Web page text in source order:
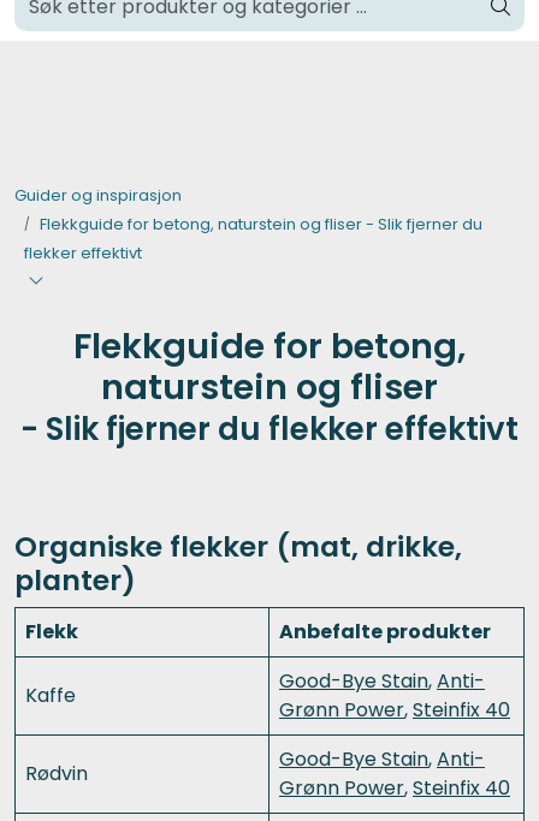
Skip to main content Klikk og hent i Oslo
Guider og inspirasjon
Flekkguide for betong, naturstein og fliser - Slik fjerner du
flekker effektivt
Organiske flekker (mat, drikke,
planter)
Flekk Anbefalte produkter
Kaffe
Good-Bye Stain,Anti-
Grønn Power,Steinfix 40
Rødvin
Good-Bye Stain,Anti-
Grønn Power,Steinfix 40
Flekkguide for betong,
naturstein og fliser
- Slik fjerner du flekker effektivt
Byggevarer
Varemerker